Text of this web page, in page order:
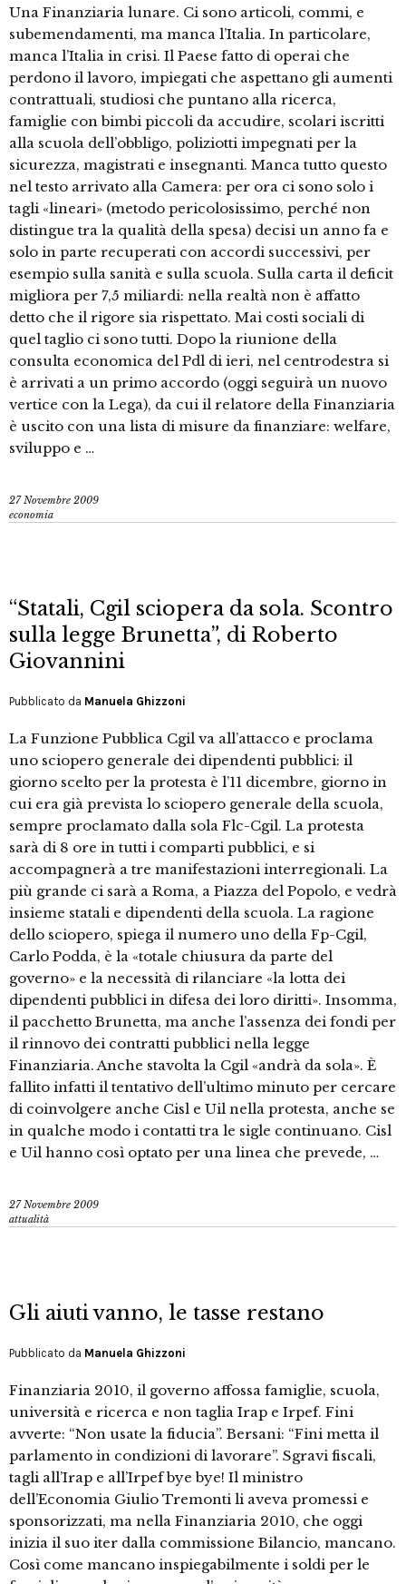
Una Finanziaria lunare. Ci sono articoli, commi, e
subemendamenti, ma manca l’Italia. In particolare,
manca l’Italia in crisi. Il Paese fatto di operai che
perdono il lavoro, impiegati che aspettano gli aumenti
contrattuali, studiosi che puntano alla ricerca,
famiglie con bimbi piccoli da accudire, scolari iscritti
alla scuola dell’obbligo, poliziotti impegnati per la
sicurezza, magistrati e insegnanti. Manca tutto questo
nel testo arrivato alla Camera: per ora ci sono solo i
tagli «lineari» (metodo pericolosissimo, perché non
distingue tra la qualità della spesa) decisi un anno fa e
solo in parte recuperati con accordi successivi, per
esempio sulla sanità e sulla scuola. Sulla carta il deficit
migliora per 7,5 miliardi: nella realtà non è affatto
detto che il rigore sia rispettato. Mai costi sociali di
quel taglio ci sono tutti. Dopo la riunione della
consulta economica del Pdl di ieri, nel centrodestra si
è arrivati a un primo accordo (oggi seguirà un nuovo
vertice con la Lega), da cui il relatore della Finanziaria
è uscito con una lista di misure da finanziare: welfare,
sviluppo e …
27 Novembre 2009
economia
“Statali, Cgil sciopera da sola. Scontro
sulla legge Brunetta”, di Roberto
Giovannini
Pubblicato da Manuela Ghizzoni
La Funzione Pubblica Cgil va all’attacco e proclama
uno sciopero generale dei dipendenti pubblici: il
giorno scelto per la protesta è l’11 dicembre, giorno in
cui era già prevista lo sciopero generale della scuola,
sempre proclamato dalla sola Flc-Cgil. La protesta
sarà di 8 ore in tutti i comparti pubblici, e si
accompagnerà a tre manifestazioni interregionali. La
più grande ci sarà a Roma, a Piazza del Popolo, e vedrà
insieme statali e dipendenti della scuola. La ragione
dello sciopero, spiega il numero uno della Fp-Cgil,
Carlo Podda, è la «totale chiusura da parte del
governo» e la necessità di rilanciare «la lotta dei
dipendenti pubblici in difesa dei loro diritti». Insomma,
il pacchetto Brunetta, ma anche l’assenza dei fondi per
il rinnovo dei contratti pubblici nella legge
Finanziaria. Anche stavolta la Cgil «andrà da sola». È
fallito infatti il tentativo dell’ultimo minuto per cercare
di coinvolgere anche Cisl e Uil nella protesta, anche se
in qualche modo i contatti tra le sigle continuano. Cisl
e Uil hanno così optato per una linea che prevede, …
27 Novembre 2009
attualità
Gli aiuti vanno, le tasse restano
Pubblicato da Manuela Ghizzoni
Finanziaria 2010, il governo affossa famiglie, scuola,
università e ricerca e non taglia Irap e Irpef. Fini
avverte: “Non usate la fiducia”. Bersani: “Fini metta il
parlamento in condizioni di lavorare”. Sgravi fiscali,
tagli all’Irap e all’Irpef bye bye! Il ministro
dell’Economia Giulio Tremonti li aveva promessi e
sponsorizzati, ma nella Finanziaria 2010, che oggi
inizia il suo iter dalla commissione Bilancio, mancano.
Così come mancano inspiegabilmente i soldi per le